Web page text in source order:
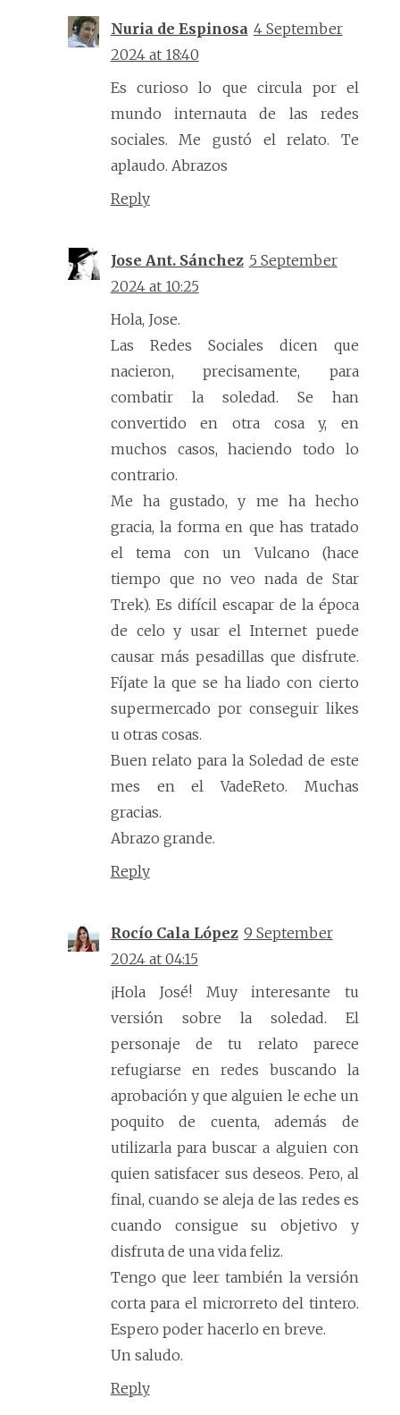
Nuria de Espinosa 4 September
2024 at 18:40
Es curioso lo que circula por el
mundo internauta de las redes
sociales. Me gustó el relato. Te
aplaudo. Abrazos
Reply
Jose Ant. Sánchez 5 September
2024 at 10:25
Hola, Jose.
Las Redes Sociales dicen que
nacieron, precisamente, para
combatir la soledad. Se han
convertido en otra cosa y, en
muchos casos, haciendo todo lo
contrario.
Me ha gustado, y me ha hecho
gracia, la forma en que has tratado
el tema con un Vulcano (hace
tiempo que no veo nada de Star
Trek). Es difícil escapar de la época
de celo y usar el Internet puede
causar más pesadillas que disfrute.
Fíjate la que se ha liado con cierto
supermercado por conseguir likes
u otras cosas.
Buen relato para la Soledad de este
mes en el VadeReto. Muchas
gracias.
Abrazo grande.
Reply
Rocío Cala López 9 September
2024 at 04:15
¡Hola José! Muy interesante tu
versión sobre la soledad. El
personaje de tu relato parece
refugiarse en redes buscando la
aprobación y que alguien le eche un
poquito de cuenta, además de
utilizarla para buscar a alguien con
quien satisfacer sus deseos. Pero, al
final, cuando se aleja de las redes es
cuando consigue su objetivo y
disfruta de una vida feliz.
Tengo que leer también la versión
corta para el microrreto del tintero.
Espero poder hacerlo en breve.
Un saludo.
Reply